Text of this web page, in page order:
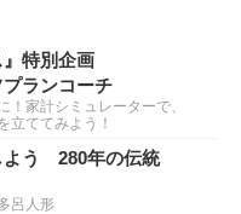
』特別企画
ランコーチ
！家計シミュレーターで、
立ててみよう！
よう 280年の伝統
呂人形